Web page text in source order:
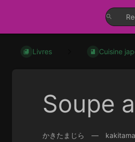
Livres Cuisine
Soupe
かきたまじら — kakitama